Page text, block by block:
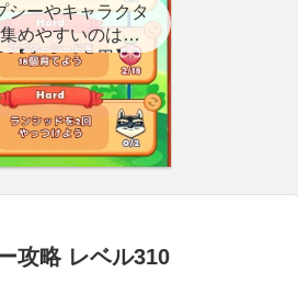
シーやキャラクタ
めやすいのはど
【クエスト用】
攻略 レベル310